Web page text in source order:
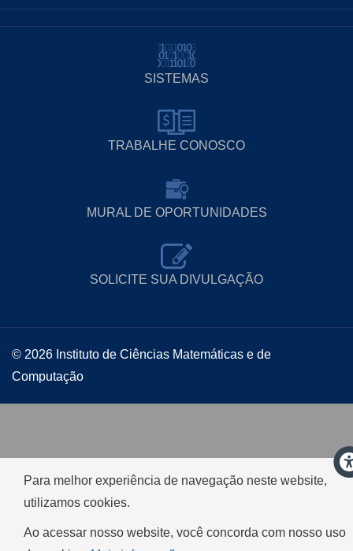
SISTEMAS
TRABALHE CONOSCO
MURAL DE OPORTUNIDADES
SOLICITE SUA DIVULGAÇÃO
© 2026 Instituto de Ciências Matemáticas e de
Computação
Para melhor experiência de navegação neste website,
utilizamos cookies.
Ao acessar nosso website, você concorda com nosso uso